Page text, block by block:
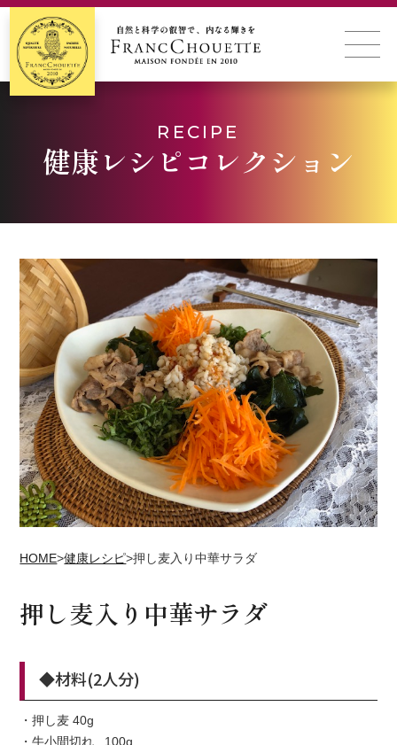
RECIPE
健康レシピコレクション
HOME>健康レシピ>押し麦入り中華サラダ
押し麦入り中華サラダ
◆材料(2人分)
・押し麦 40g
・牛小間切れ 100g